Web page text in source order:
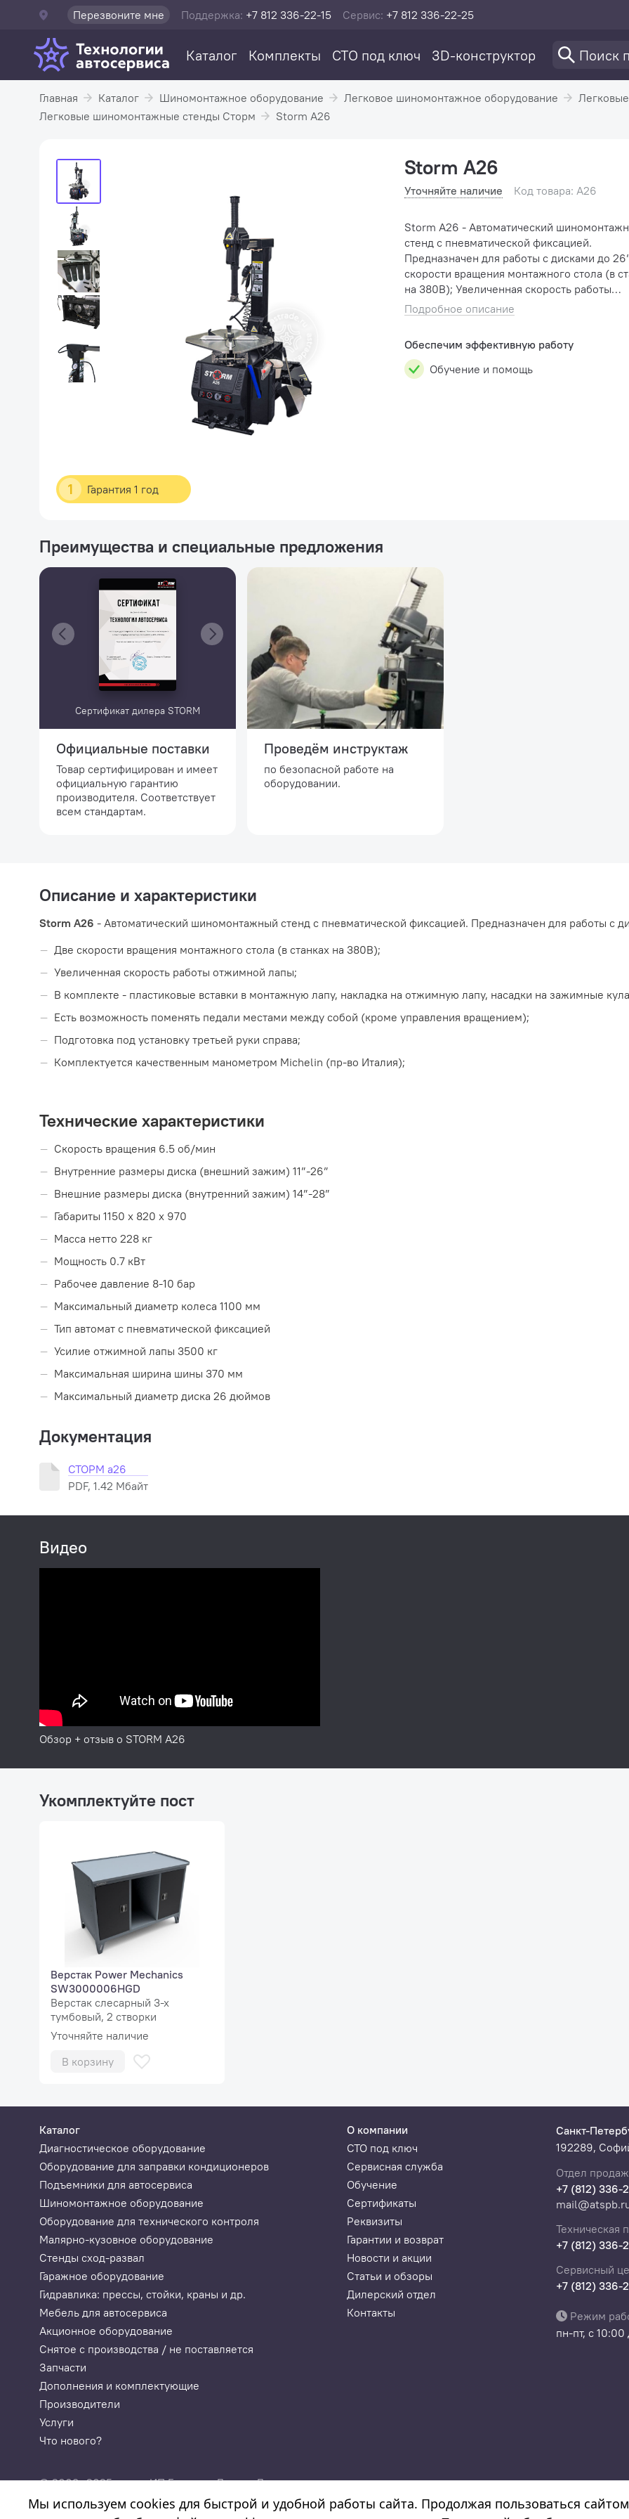
Перезвоните мне Поддержка: +7 812 336-22-15 Сервис: +7 812 336-22-25
Каталог Комплекты СТО под ключ 3D-конструктор
Главная Каталог Шиномонтажное оборудование Легковое шиномонтажное оборудование
Легковые шиномонтажные стенды Сторм
Storm A26
1 Гарантия 1 год
Storm A26
Уточняйте наличие Код товара: A26
Storm A26 - Автоматический
стенд с пневматической фиксацией.
Предназначен для работы с дисками до 26”.
скорости вращения монтажного стола (в
на 380В); Увеличенная скорость работы
отжимной лапы; В комплекте - пластиковые
вставки в монтажную лапу, н...
Подробное описание
Обеспечим эффективную работу
Обучение и помощь
Преимущества и специальные предложения
Сертификат дилера STORM
Официальные поставки
Товар сертифицирован и имеет
официальную гарантию
производителя. Соответствует
всем стандартам.
Проведём инструктаж
по безопасной работе на
оборудовании.
Описание и характеристики
Storm A26 - Автоматический шиномонтажный стенд с пневматической фиксацией. Предназначен для работы с
Две скорости вращения монтажного стола (в станках на 380В);
Увеличенная скорость работы отжимной лапы;
В комплекте - пластиковые вставки в монтажную лапу, накладка на отжимную лапу, насадки на зажимные
Есть возможность поменять педали местами между собой (кроме управления вращением);
Подготовка под установку третьей руки справа;
Комплектуется качественным манометром Michelin (пр-во Италия);
Технические характеристики
Скорость вращения 6.5 об/мин
Внутренние размеры диска (внешний зажим) 11”-26”
Внешние размеры диска (внутренний зажим) 14”-28”
Габариты 1150 x 820 x 970
Масса нетто 228 кг
Мощность 0.7 кВт
Рабочее давление 8-10 бар
Максимальный диаметр колеса 1100 мм
Тип автомат с пневматической фиксацией
Усилие отжимной лапы 3500 кг
Максимальная ширина шины 370 мм
Максимальный диаметр диска 26 дюймов
Документация
СТОРМ а26
PDF, 1.42 Мбайт
Видео
Обзор + отзыв о STORM A26
Укомплектуйте пост
Верстак Power Mechanics
SW3000006HGD
Верстак слесарный 3-х
тумбовый, 2 створки
Уточняйте наличие
В корзину
Каталог
Диагностическое оборудование
Оборудование для заправки кондиционеров
Подъемники для автосервиса
Шиномонтажное оборудование
Оборудование для технического контроля
Малярно-кузовное оборудование
Стенды сход-развал
Гаражное оборудование
Гидравлика: прессы, стойки, краны и др.
Мебель для автосервиса
Акционное оборудование
Снятое с производства / не поставляется
Запчасти
Дополнения и комплектующие
Производители
Услуги
Что нового?
О компании
СТО под ключ
Сервисная служба
Обучение
Сертификаты
Реквизиты
Гарантии и возврат
Новости и акции
Статьи и обзоры
Дилерский отдел
Контакты
Санкт-
192289,
Отдел продаж
+7 (812) 336-
Техническая
+7 (812) 336-
Сервисный
+7 (812) 336-
Режим
пн-пт, с 10:00
© 2003—2025
«Автосервисторг»
ИП Годунова Лариса Леонидовна
ИНН 532108772827, ОГРНИП 308532130300022, ОКПО 308532130300022
Мы используем cookies для быстрой и удобной работы сайта. Продолжая пользоваться